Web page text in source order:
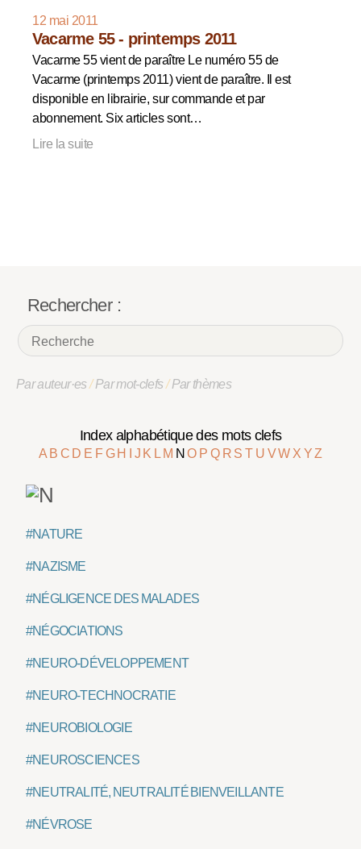
12 mai 2011
Vacarme 55 - printemps 2011
Vacarme 55 vient de paraître Le numéro 55 de
Vacarme (printemps 2011) vient de paraître. Il est
disponible en librairie, sur commande et par
abonnement. Six articles sont…
Lire la suite
Rechercher :
Par auteur·es/Par mot-clefs/Par thèmes
Index alphabétique des mots clefs
A B C D E F G H J K L M NO P Q R ST U VW X YZ
#NATURE
#NAZISME
#NÉGLIGENCE DES MALADES
#NÉGOCIATIONS
#NEURO-DÉVELOPPEMENT
#NEURO-TECHNOCRATIE
#NEUROBIOLOGIE
#NEUROSCIENCES
#NEUTRALITÉ, NEUTRALITÉ BIENVEILLANTE
#NÉVROSE